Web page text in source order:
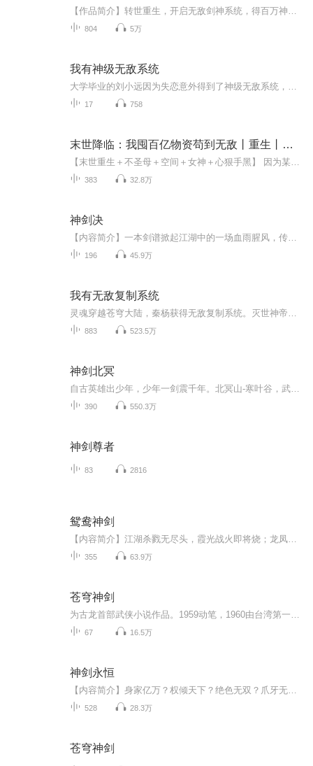
804 5万
我有神级无敌系统
17 758
末世降临：我囤百亿物资苟到无敌丨重生丨爽文丨免费听
383 32.8万
神剑决
196 45.9万
我有无敌复制系统
883 523.5万
神剑北冥
390 550.3万
神剑尊者
83 2816
鸳鸯神剑
355 63.9万
苍穹神剑
67 16.5万
神剑永恒
528 28.3万
苍穹神剑